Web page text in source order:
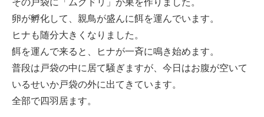
その戸袋に「ムクドリ」が巣を作りました。
卵が孵化して、親鳥が盛んに餌を運んでいます。
ヒナも随分大きくなりました。
餌を運んで来ると、ヒナが一斉に鳴き始めます。
普段は戸袋の中に居て騒ぎますが、今日はお腹が空いて
いるせいか戸袋の外に出てきています。
全部で四羽居ます。